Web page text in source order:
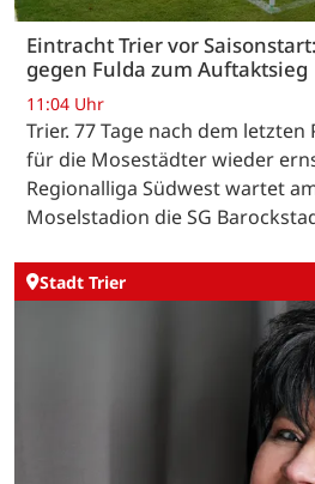
Eintracht Trier vor
gegen Fulda zum Auftaktsieg
11:04 Uhr
Trier. 77 Tage nach dem
für die Mosestädter wieder
Regionalliga Südwest wartet
Moselstadion die SG
Stadt Trier